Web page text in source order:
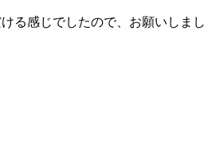
る感じでしたので、お願いしまし